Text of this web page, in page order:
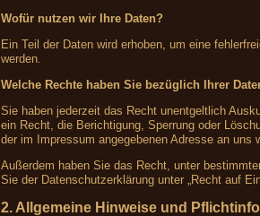
Wofür nutzen wir Ihre Daten?
Ein Teil der Daten wird erhoben, um eine
werden.
Welche Rechte haben Sie bezüglich Ihrer
Sie haben jederzeit das Recht unentgeltlich
ein Recht, die Berichtigung, Sperrung oder
der im Impressum angegebenen Adresse an uns
Außerdem haben Sie das Recht, unter
Sie der Datenschutzerklärung unter „Recht auf
2. Allgemeine Hinweise und